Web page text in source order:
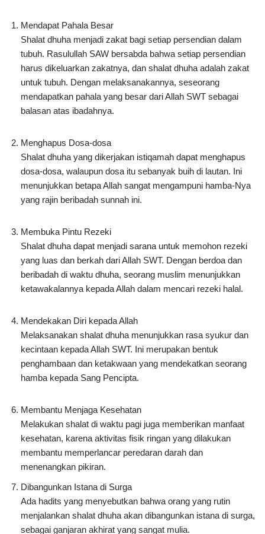
Mendapat Pahala Besar
Shalat dhuha menjadi zakat bagi setiap persendian dalam
tubuh. Rasulullah SAW bersabda bahwa setiap persendian
harus dikeluarkan zakatnya, dan shalat dhuha adalah zakat
untuk tubuh. Dengan melaksanakannya, seseorang
mendapatkan pahala yang besar dari Allah SWT sebagai
balasan atas ibadahnya.
Menghapus Dosa-dosa
Shalat dhuha yang dikerjakan istiqamah dapat menghapus
dosa-dosa, walaupun dosa itu sebanyak buih di lautan. Ini
menunjukkan betapa Allah sangat mengampuni hamba-Nya
yang rajin beribadah sunnah ini.
Membuka Pintu Rezeki
Shalat dhuha dapat menjadi sarana untuk memohon rezeki
yang luas dan berkah dari Allah SWT. Dengan berdoa dan
beribadah di waktu dhuha, seorang muslim menunjukkan
ketawakalannya kepada Allah dalam mencari rezeki halal.
Mendekakan Diri kepada Allah
Melaksanakan shalat dhuha menunjukkan rasa syukur dan
kecintaan kepada Allah SWT. Ini merupakan bentuk
penghambaan dan ketakwaan yang mendekatkan seorang
hamba kepada Sang Pencipta.
Membantu Menjaga Kesehatan
Melakukan shalat di waktu pagi juga memberikan manfaat
kesehatan, karena aktivitas fisik ringan yang dilakukan
membantu memperlancar peredaran darah dan
menenangkan pikiran.
Dibangunkan Istana di Surga
Ada hadits yang menyebutkan bahwa orang yang rutin
menjalankan shalat dhuha akan dibangunkan istana di surga,
sebagai ganjaran akhirat yang sangat mulia.